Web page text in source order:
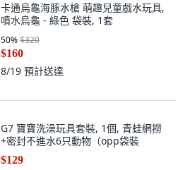
卡通烏龜海豚水槍 萌趣兒童戲水玩具,
噴水烏龜 - 綠色 袋裝, 1套
50%$320
$160
8/19 預計送達
G7 寶寶洗澡玩具套裝, 1個, 青蛙網撈
+密封不進水6只動物（opp袋裝
$129